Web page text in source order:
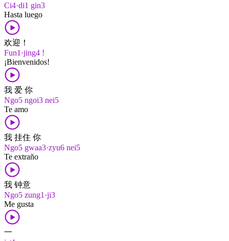
Ci4·di1 gin3
Hasta luego
欢迎！
Fun1·jing4 !
¡Bienvenidos!
我 爱 你
Ngo5 ngoi3 nei5
Te amo
我 挂住 你
Ngo5 gwaa3·zyu6 nei5
Te extraño
我 钟意
Ngo5 zung1·ji3
Me gusta
一